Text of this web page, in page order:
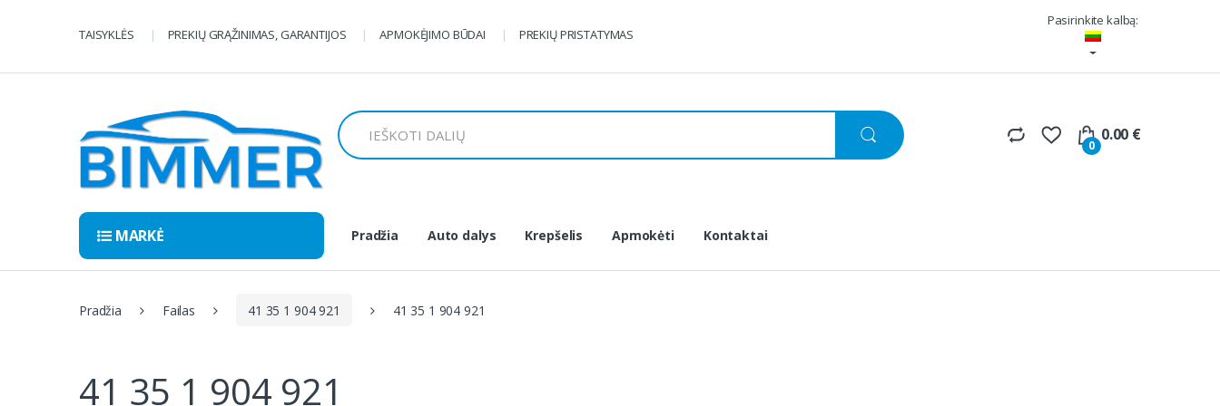
TAISYKLĖS PREKIŲ GRĄŽINIMAS, GARANTIJOS APMOKĖJIMO BŪDAI PREKIŲ PRISTATYMAS
Pasirinkite kalbą:
Ieškoti:
0
0.00 €
MARKĖ Pradžia Auto dalys Krepšelis Apmokėti Kontaktai
Pradžia Failas 41 35 1 904 921 41 35 1 904 921
41 35 1 904 921